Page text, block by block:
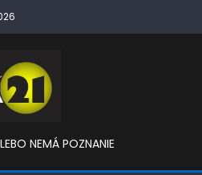
NEMÁ POZNANIE